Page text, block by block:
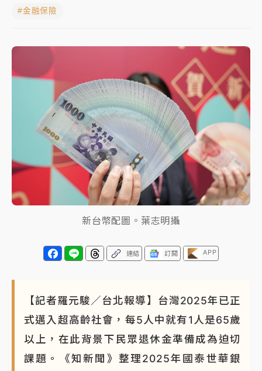
暑假過三周才推「E宿新北打卡趣」！抽獎程序複雜 觀
旅局回應了
中信慈善基金會想增加董事人數！辜仲諒向法院聲請遭
駁 理由曝光
故宮《龍藏經》特展第2檔！今線上預約開賣一度塞車
周六起展出延長至晚上7時
台東農業處長涉圖利渡假村！東檢抗告成功 今重開羈
父親節泡湯了！中颱白海豚雨彈轟3天 「紅到發紫」降
#金融保險
新台幣配圖。葉志明攝
連結 訂閱 APP
【記者羅元駿／台北報導】台灣2025年已正
式邁入超高齡社會，每5人中就有1人是65歲
以上，在此背景下民眾退休金準備成為迫切
課題。《知新聞》整理2025年國泰世華銀